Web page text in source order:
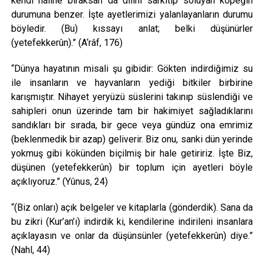
durumuna benzer. İşte ayetlerimizi yalanlayanların durumu
böyledir. (Bu) kıssayı anlat; belki düşünürler
(yetefekkerûn).” (A‘râf, 176)
“Dünya hayatının misali şu gibidir: Gökten indirdiğimiz su
ile insanların ve hayvanların yediği bitkiler birbirine
karışmıştır. Nihayet yeryüzü süslerini takınıp süslendiği ve
sahipleri onun üzerinde tam bir hakimiyet sağladıklarını
sandıkları bir sırada, bir gece veya gündüz ona emrimiz
(beklenmedik bir azap) geliverir. Biz onu, sanki dün yerinde
yokmuş gibi kökünden biçilmiş bir hale getiririz. İşte Biz,
düşünen (yetefekkerûn) bir toplum için ayetleri böyle
açıklıyoruz.” (Yûnus, 24)
“(Biz onları) açık belgeler ve kitaplarla (gönderdik). Sana da
bu zikri (Kur’an’ı) indirdik ki, kendilerine indirileni insanlara
açıklayasın ve onlar da düşünsünler (yetefekkerûn) diye.”
(Nahl, 44)